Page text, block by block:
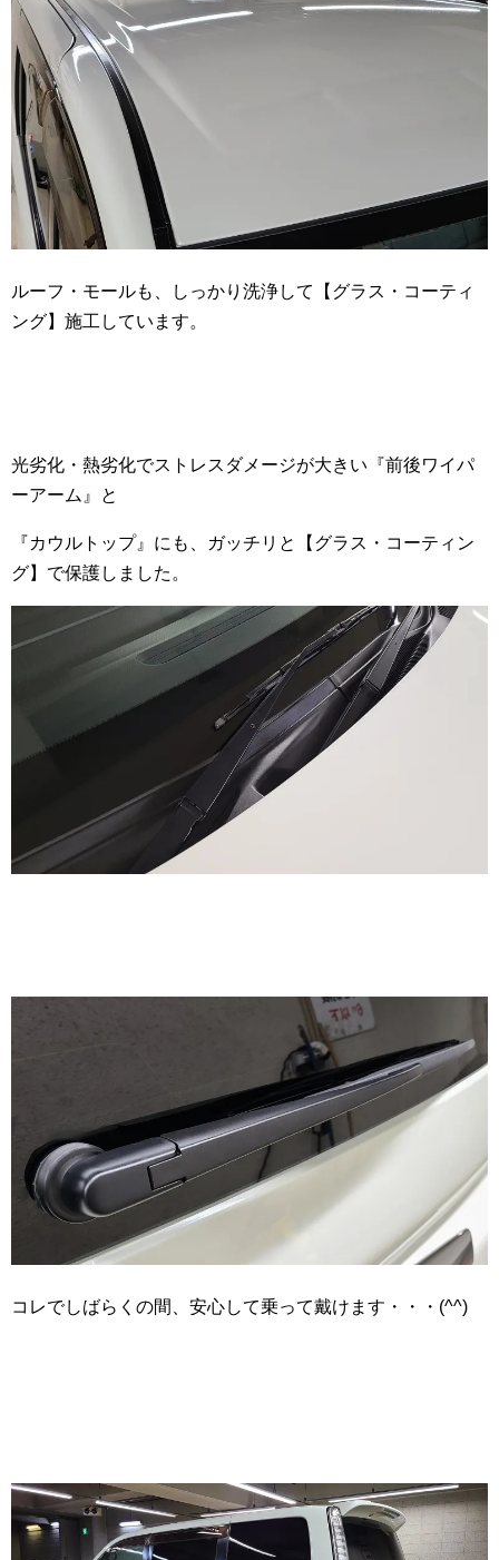
ルーフ・モールも、しっかり洗浄して【グラス・コーティ
ング】施工しています。
光劣化・熱劣化でストレスダメージが大きい『前後ワイパ
ーアーム』と
『カウルトップ』にも、ガッチリと【グラス・コーティン
グ】で保護しました。
コレでしばらくの間、安心して乗って戴けます・・・(^^)